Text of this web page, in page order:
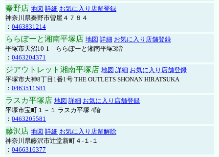
秦野店 地図 詳細 お気に入り店舗登録
神奈川県秦野市曽屋４７８４
： 0463831214
ららぽーと湘南平塚店 地図 詳細 お気に入り店舗登録
平塚市天沼10-1 ららぽーと湘南平塚3階
： 0463204371
ジアウトレット湘南平塚店 地図 詳細 お気に入り店舗登録
平塚市大神8丁目1番1号 THE OUTLETS SHONAN HIRATSUKA
： 0463511581
ラスカ平塚店 地図 詳細 お気に入り店舗登録
平塚市宝町１－１ ラスカ平塚 4階
： 0463205581
藤沢店 地図 詳細 お気に入り店舗解除
神奈川県藤沢市辻堂新町４-１-１
： 0466316377